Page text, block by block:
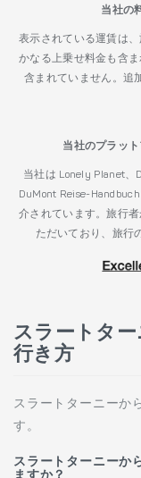
当社の
表示されている運賃は
かなる上乗せ料金も含
含まれていません。追
当社のプラッ
当社は Lonely Planet、
DuMont Reise-
介されています。旅行
ただいており、旅行
スラートタ
行き方
スラートターニーか
す。
スラートターニーか